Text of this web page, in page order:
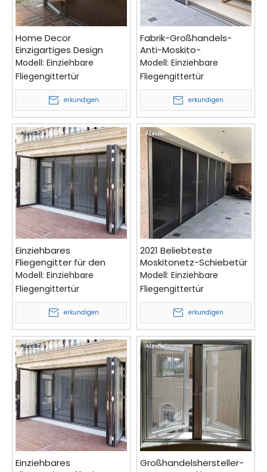
Home Decor
Einzigartiges Design
Aluminium-Fliegengitter,
einziehbare
Fliegengittertür für
Terrasse
Modell: Einziehbare
Fliegengittertür
erkundigen
Fabrik-Großhandels-
Anti-Moskito-
Schiebegitter-Fenster-
Fliegengittertür für
Pavillon
Modell: Einziehbare
Fliegengittertür
erkundigen
Einziehbares
Fliegengitter für den
Außenbereich, Plissee-
Jalousien mit
Legierungsprofil, Anti-
Insekten-Mückengitter-
Tür
Modell: Einziehbare
Fliegengittertür
erkundigen
2021 Beliebteste
Moskitonetz-Schiebetür
mit Aluminiumrahmen
und einziehbaren Rollen
Modell: Einziehbare
Fliegengittertür
erkundigen
Einziehbares
Großhandelshersteller-